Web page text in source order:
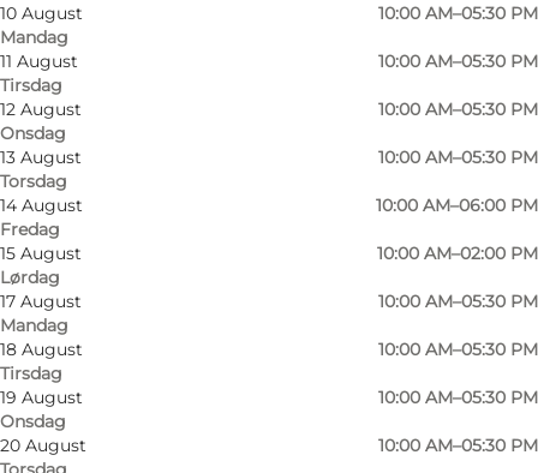
10 August
Mandag
10:00 AM–05:30 PM
11 August
Tirsdag
10:00 AM–05:30 PM
12 August
Onsdag
10:00 AM–05:30 PM
13 August
Torsdag
10:00 AM–05:30 PM
14 August
Fredag
10:00 AM–06:00 PM
15 August
Lørdag
10:00 AM–02:00 PM
17 August
Mandag
10:00 AM–05:30 PM
18 August
Tirsdag
10:00 AM–05:30 PM
19 August
Onsdag
10:00 AM–05:30 PM
20 August
10:00 AM–05:30 PM
Foto